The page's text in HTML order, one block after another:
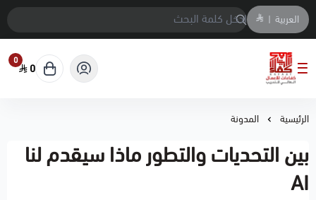
العربية |
معهد كفاءات الاعمال العالي للتدريب
0
0
الرئيسية المدونة
بين التحديات والتطور ماذا سيقدم لنا
AI